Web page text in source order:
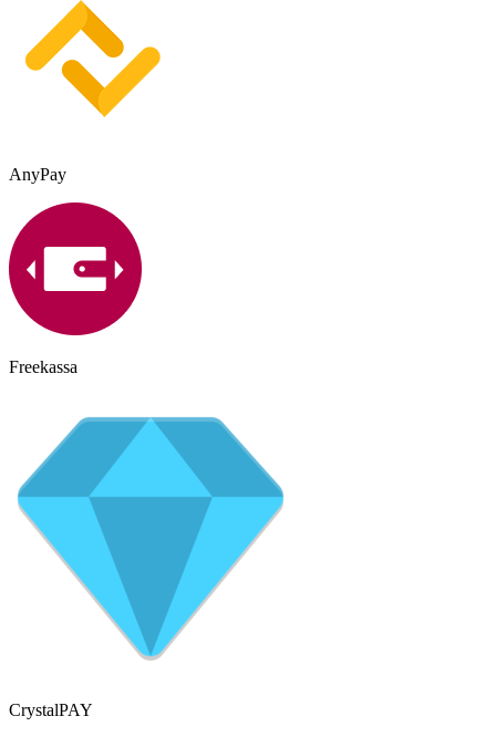
AnyPay
Freekassa
CrystalPAY